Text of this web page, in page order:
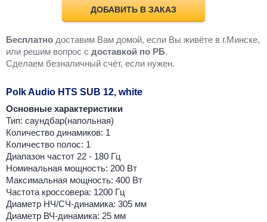
ДОБАВИТЬ В ЗАКАЗ
Бесплатно доставим Вам домой, если Вы живёте в г.Минске,
или решим вопрос с доставкой по РБ.
Cделаем безналичный счёт, если нужен.
Polk Audio HTS SUB 12, white
Основные характеристики
Тип: саундбар(напольная)
Количество динамиков: 1
Количество полос: 1
Диапазон частот 22 - 180 Гц
Номинальная мощность: 200 Вт
Максимальная мощность: 400 Вт
Частота кроссовера: 1200 Гц
Диаметр НЧ/СЧ-динамика: 305 мм
Диаметр ВЧ-динамика: 25 мм